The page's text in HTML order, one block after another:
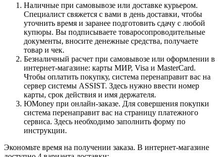
Наличные при самовывозе или доставке курьером.
Специалист свяжется с вами в день доставки, чтобы
уточнить время и заранее подготовить сдачу с любой
купюры. Вы подписываете товаросопроводительные
документы, вносите денежные средства, получаете
товар и чек.
Безналичный расчет при самовывозе или оформлении в
интернет-магазине: карты МИР, Visa и MasterCard.
Чтобы оплатить покупку, система перенаправит вас на
сервер системы ASSIST. Здесь нужно ввести номер
карты, срок действия и имя держателя.
ЮMoney при онлайн-заказе. Для совершения покупки
система перенаправит вас на страницу платежного
сервиса. Здесь необходимо заполнить форму по
инструкции.
Экономьте время на получении заказа. В интернет-магазине